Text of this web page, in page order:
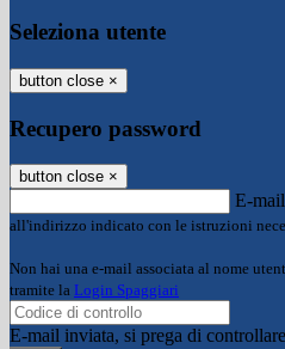
Seleziona utente
button close ×
Recupero password
button close ×
E-mail
all'indirizzo indicato con le istruzioni
Non hai una e-mail associata al nome
tramite la Login Spaggiari
E-mail inviata, si prega di